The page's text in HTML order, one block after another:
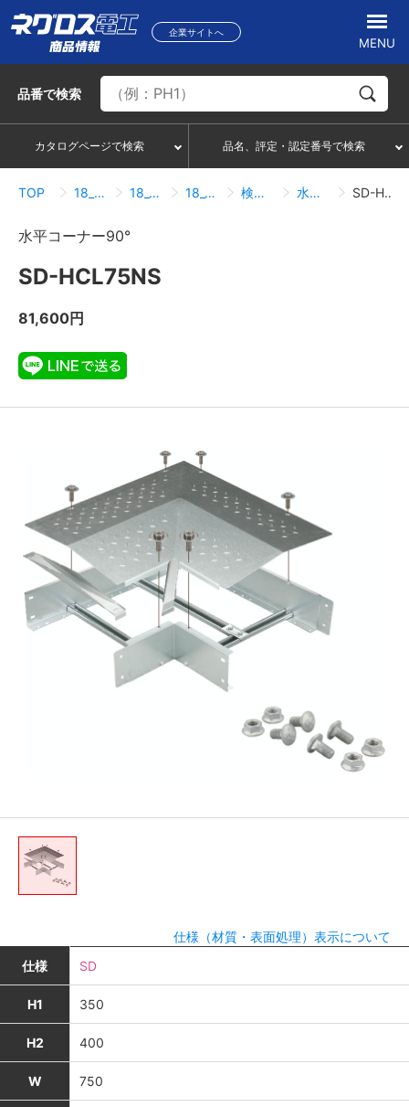
企業サイトへ
MENU
品番で検索
カタログページで検索 品名、評定・認定番号で検索
TOP 18_冷媒管ラック 18_04_分岐（ノンスリップタイプ） 18_04_01_分岐（ノンスリップタイプ） 検索結果一覧 水平コーナー90° SD-HCL75NS
水平コーナー90°
SD-HCL75NS
81,600円
仕様（材質・表面処理）表示について
仕様
SD
H1 350
H2 400
W 750